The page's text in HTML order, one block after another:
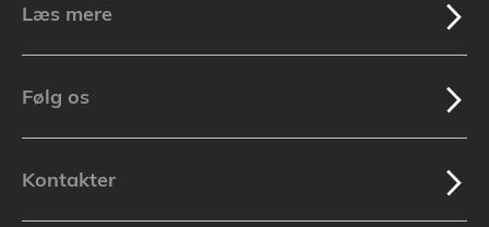
Læs mere
Følg os
Kontakter